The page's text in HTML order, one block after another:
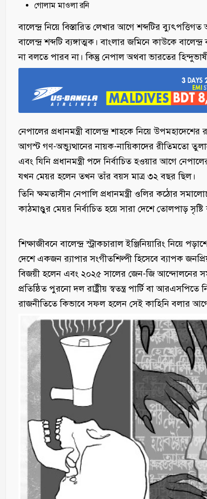
গোলাম মাওলা রনি
বালেন্দ্র নিয়ে বিস্তারিত লেখার আগে শব্দটির
বালেন্দ্র শব্দটি ব্যঙ্গাত্মক। বাংলার জমিনে কাউকে
না বলতে পারব না। কিন্তু নেপাল অথবা ভারতের
নেপালের প্রধানমন্ত্রী বালেন্দ্র শাহকে নিয়ে
আগস্ট গণ-অভ্যুত্থানের নায়ক-নায়িকাদের রীতিমতো
এবং যিনি প্রধানমন্ত্রী পদে নির্বাচিত হওয়ার আগে
যখন মেয়র হলেন তখন তাঁর বয়স মাত্র ৩২ বছর ছিল।
তিনি ক্ষমতাসীন নেপালি প্রধানমন্ত্রী ওলির কঠোর
কাঠমাণ্ডুর মেয়র নির্বাচিত হয়ে সারা দেশে তোলপাড়
শিক্ষাজীবনে বালেন্দ্র স্ট্রাকচারাল ইঞ্জিনিয়ারিং নিয়ে
দেশে একজন র‌্যাপার সংগীতশিল্পী হিসেবে ব্যাপক
বিজয়ী হলেন এবং ২০২৫ সালের জেন-জি আন্দোলনের
প্রতিষ্ঠিত পুরনো দল রাষ্ট্রীয় স্বতন্ত্র পার্টি বা
রাজনীতিতে কিভাবে সফল হলেন সেই কাহিনি বলার